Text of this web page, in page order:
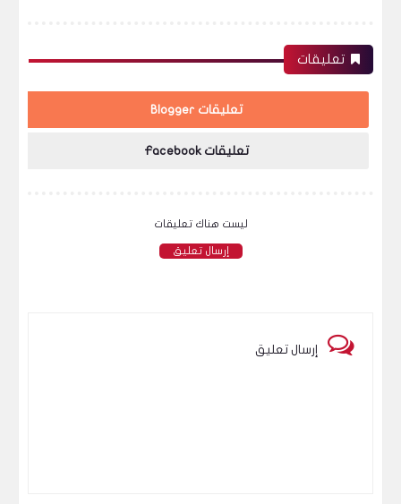
تعليقات
تعليقات Blogger
تعليقات Facebook
ليست هناك تعليقات
إرسال تعليق
إرسال تعليق